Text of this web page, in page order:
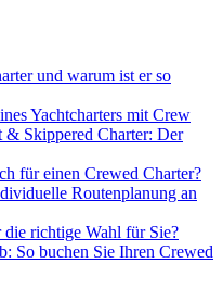
und warum ist er so
Yachtcharters mit Crew
& Skippered Charter: Der
für einen Crewed Charter?
Routenplanung an
richtige Wahl für Sie?
So buchen Sie Ihren Crewed